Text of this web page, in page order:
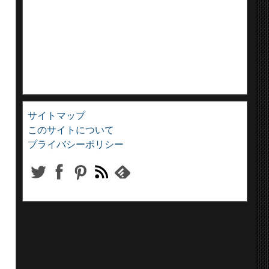
サイトマップ
このサイトについて
プライバシーポリシー